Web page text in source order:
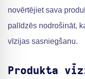
novērtējiet sava
palīdzēs nodrošināt,
vīzijas sasniegšanu.
Produkta